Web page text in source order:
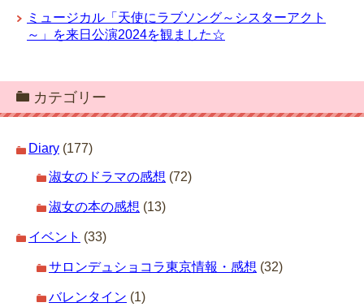
ミュージカル「天使にラブソング～シスターアクト
～」を来日公演2024を観ました☆
カテゴリー
Diary (177)
淑女のドラマの感想 (72)
淑女の本の感想 (13)
イベント (33)
サロンデュショコラ東京情報・感想 (32)
バレンタイン (1)